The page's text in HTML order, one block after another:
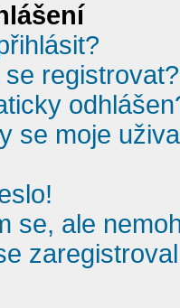
registrovat?
se moje
se, ale